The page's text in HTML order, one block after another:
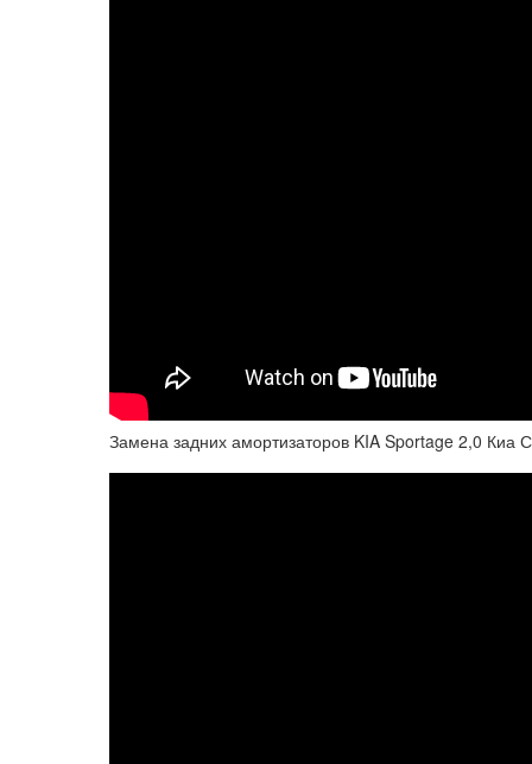
Замена задних амортизаторов KIA Sportage 2,0 Киа